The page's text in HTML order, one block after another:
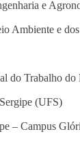
e
Ambiente e
do Trabalho
(UFS)
– Campus